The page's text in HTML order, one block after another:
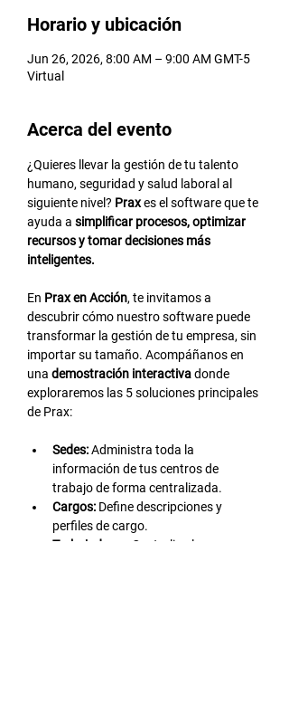
Horario y ubicación
Jun 26, 2026, 8:00 AM – 9:00 AM GMT-5
Virtual
Acerca del evento
¿Quieres llevar la gestión de tu talento
humano, seguridad y salud laboral al
siguiente nivel? Prax es el software que te
ayuda a simplificar procesos, optimizar
recursos y tomar decisiones más
inteligentes.
En Prax en Acción, te invitamos a
descubrir cómo nuestro software puede
transformar la gestión de tu empresa, sin
importar su tamaño. Acompáñanos en
una demostración interactiva donde
exploraremos las 5 soluciones principales
de Prax:
Sedes: Administra toda la
información de tus centros de
trabajo de forma centralizada.
Cargos: Define descripciones y
perfiles de cargo.
Trabajadores:
Centraliza la